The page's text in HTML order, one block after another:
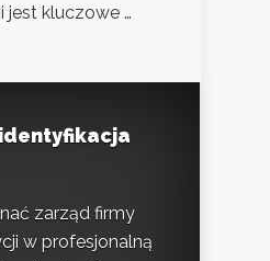
jest kluczowe …
zarząd firmy
w profesjonalną